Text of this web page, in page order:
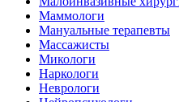
Маммологи
Мануальные терапевты
Массажисты
Микологи
Наркологи
Неврологи